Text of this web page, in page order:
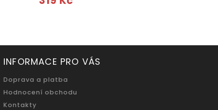
INFORMACE PRO VÁS
Doprava a platba
Hodnocení obchodu
Kontakty